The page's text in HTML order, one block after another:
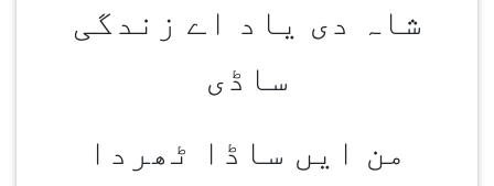
شاہ دی یاد اے زندگی
ساڈی
من ایں ساڈا ٹھردا